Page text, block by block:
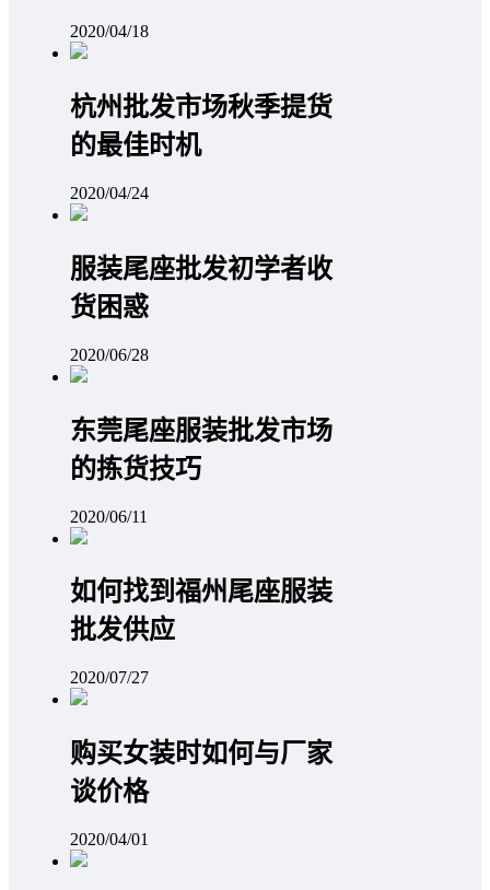
2020/04/18
杭州批发市场秋季提货
的最佳时机
2020/04/24
服装尾座批发初学者收
货困惑
2020/06/28
东莞尾座服装批发市场
的拣货技巧
2020/06/11
如何找到福州尾座服装
批发供应
2020/07/27
购买女装时如何与厂家
谈价格
2020/04/01